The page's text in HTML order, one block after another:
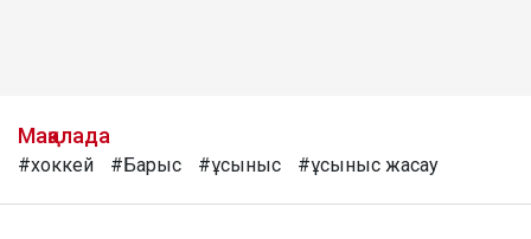
Мақалада
#хоккей #Барыс #ұсыныс #ұсыныс жасау